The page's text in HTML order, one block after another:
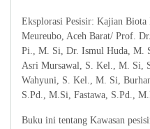
Eksplorasi Pesisir: Kajian Biota
Meureubo, Aceh Barat/ Prof.
Pi., M. Si, Dr. Ismul Huda, M.
Asri Mursawal, S. Kel., M. Si,
Wahyuni, S. Kel., M. Si,
S.Pd., M.Si, Fastawa, S.Pd.,
Buku ini tentang Kawasan